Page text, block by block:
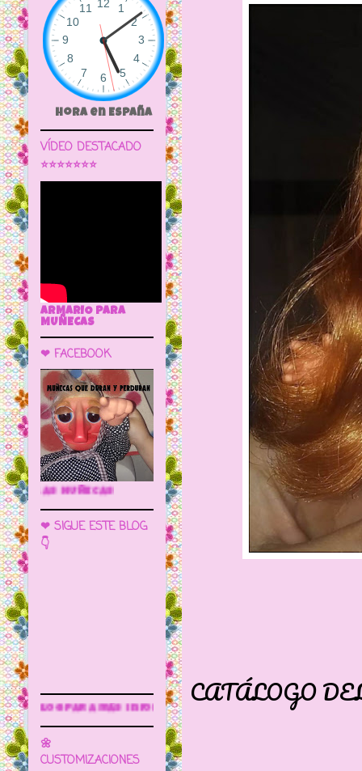
CATÁLOGO DEL
Hora en España
VÍDEO DESTACADO
⭐⭐⭐⭐⭐⭐⭐
ARMARIO PARA
MUÑECAS
❤ FACEBOOK
🌼 LA CUEVA DE LAS MUÑECAS
❤ SIGUE ESTE BLOG
👇
🌼
CUSTOMIZACIONES